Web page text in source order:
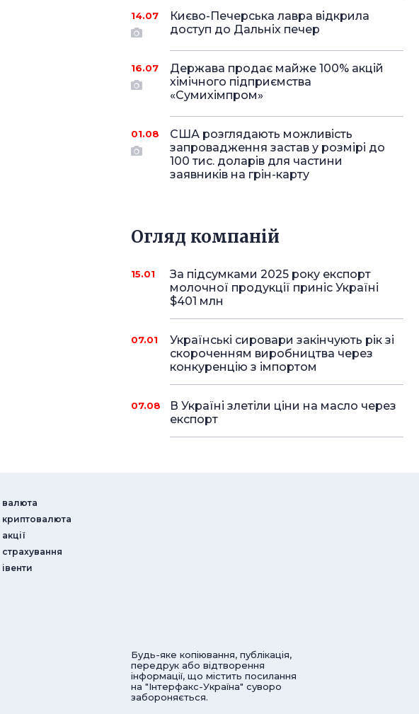
14.07
Києво-Печерська лавра відкрила
доступ до Дальніх печер
16.07
Держава продає майже 100% акцій
хімічного підприємства
«Сумихімпром»
01.08
США розглядають можливість
запровадження застав у розмірі до
100 тис. доларів для частини
заявників на грін-карту
Огляд компаній
15.01
За підсумками 2025 року експорт
молочної продукції приніс Україні
$401 млн
07.01
Українські сировари закінчують рік зі
скороченням виробництва через
конкуренцію з імпортом
07.08
В Україні злетіли ціни на масло через
експорт
валюта
криптовалюта
акції
страхування
iвенти
Будь-яке копіювання, публікація,
передрук або відтворення
інформації, що містить посилання
на "Інтерфакс-Україна" суворо
забороняється.